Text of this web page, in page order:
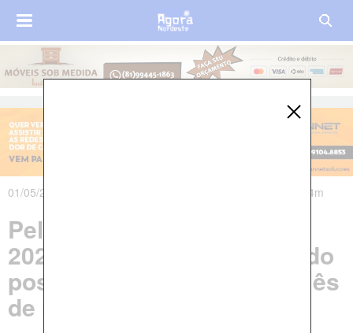
01/05/2024 às 07h44m - Atualizado em 01/05/2024 às 09h44m
Pela primeira vez, desde
2020, Pernambuco tem saldo
positivo de empregos no mês
de março